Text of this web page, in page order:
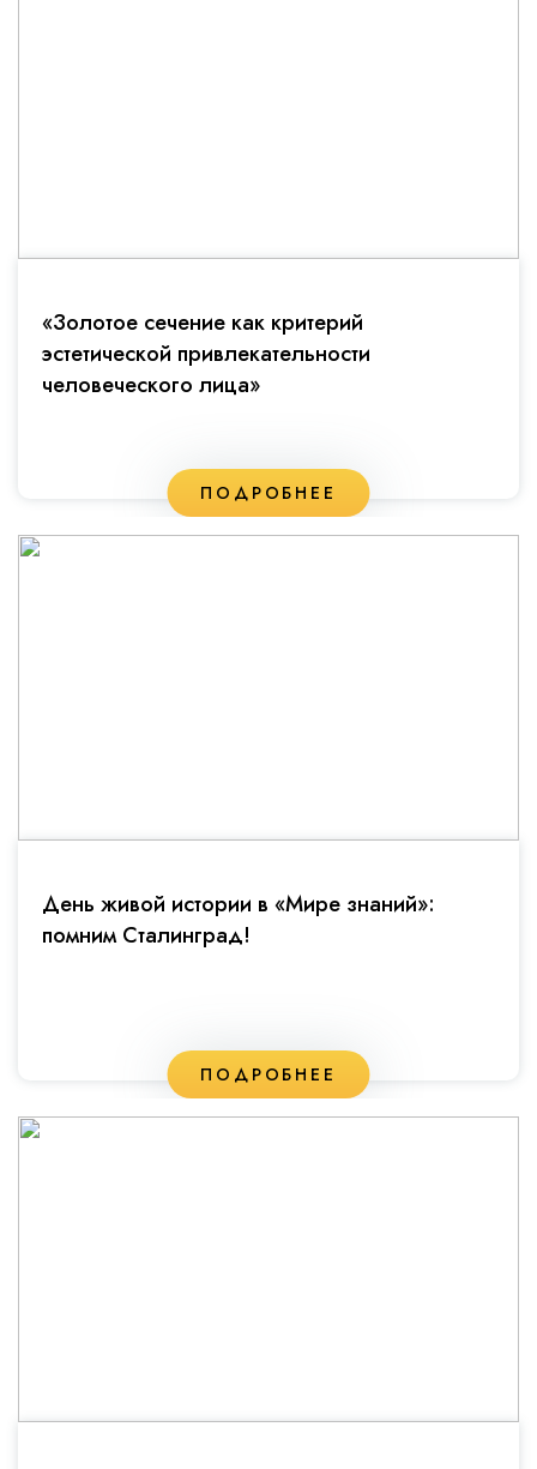
«Золотое сечение как критерий
эстетической привлекательности
человеческого лица»
ПОДРОБНЕЕ
День живой истории в «Мире знаний»:
помним Сталинград!
ПОДРОБНЕЕ